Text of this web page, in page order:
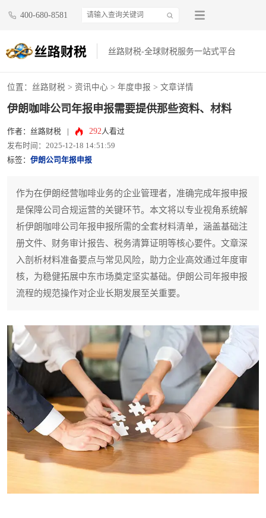
400-680-8581
丝路财税-全球财税服务一站式平台
位置： 丝路财税 > 资讯中心 > 年度申报 > 文章详情
伊朗咖啡公司年报申报需要提供那些资料、材料
作者：丝路财税 292人看过
发布时间：2025-12-18 14:51:59
标签： 伊朗公司年报申报
作为在伊朗经营咖啡业务的企业管理者，准确完成年报申报
是保障公司合规运营的关键环节。本文将以专业视角系统解
析伊朗咖啡公司年报申报所需的全套材料清单，涵盖基础注
册文件、财务审计报告、税务清算证明等核心要件。文章深
入剖析材料准备要点与常见风险，助力企业高效通过年度审
核，为稳健拓展中东市场奠定坚实基础。伊朗公司年报申报
流程的规范操作对企业长期发展至关重要。